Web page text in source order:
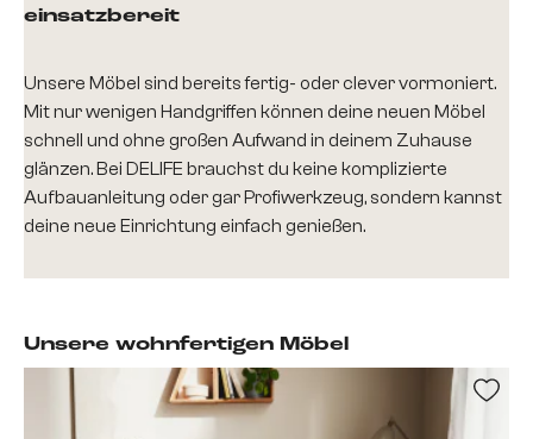
einsatzbereit
Unsere Möbel sind bereits fertig- oder clever vormoniert.
Mit nur wenigen Handgriffen können deine neuen Möbel
schnell und ohne großen Aufwand in deinem Zuhause
glänzen. Bei DELIFE brauchst du keine komplizierte
Aufbauanleitung oder gar Profiwerkzeug, sondern kannst
deine neue Einrichtung einfach genießen.
Unsere wohnfertigen Möbel